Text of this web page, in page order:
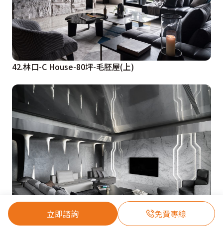
立即諮詢 免費專線
42.林口-C House-80坪-毛胚屋(上)